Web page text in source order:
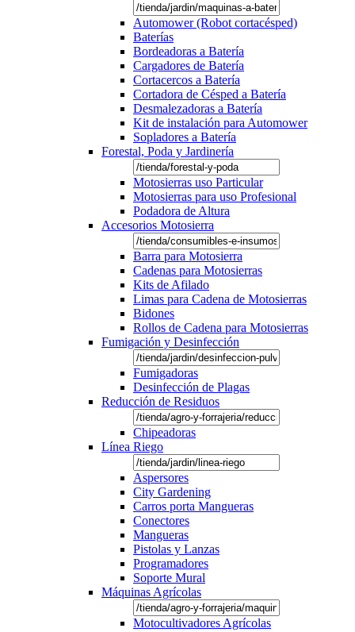
Automower (Robot cortacésped)
Baterías
Bordeadoras a Batería
Cargadores de Batería
Cortacercos a Batería
Cortadora de Césped a Batería
Desmalezadoras a Batería
Kit de instalación para Automower
Sopladores a Batería
Forestal, Poda y Jardinería
Motosierras uso Particular
Motosierras para uso Profesional
Podadora de Altura
Accesorios Motosierra
Barra para Motosierra
Cadenas para Motosierras
Kits de Afilado
Limas para Cadena de Motosierras
Bidones
Rollos de Cadena para Motosierras
Fumigación y Desinfección
Fumigadoras
Desinfección de Plagas
Reducción de Residuos
Chipeadoras
Línea Riego
Aspersores
City Gardening
Carros porta Mangueras
Conectores
Mangueras
Pistolas y Lanzas
Programadores
Soporte Mural
Máquinas Agrícolas
Motocultivadores Agrícolas